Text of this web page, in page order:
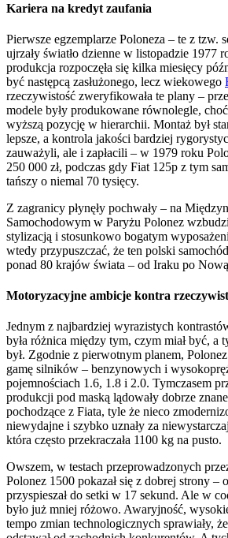
Kariera na kredyt zaufania
Pierwsze egzemplarze Poloneza – te z tzw.
ujrzały światło dzienne w listopadzie 1977
produkcja rozpoczęła się kilka miesięcy
być następcą zasłużonego, lecz wiekowego
rzeczywistość zweryfikowała te plany –
modele były produkowane równolegle,
wyższą pozycję w hierarchii. Montaż był
lepsze, a kontrola jakości bardziej
zauważyli, ale i zapłacili – w 1979 roku
250 000 zł, podczas gdy Fiat 125p z tym
tańszy o niemal 70 tysięcy.
Z zagranicy płynęły pochwały – na
Samochodowym w Paryżu Polonez
stylizacją i stosunkowo bogatym
wtedy przypuszczać, że ten polski
ponad 80 krajów świata – od Iraku po
Motoryzacyjne ambicje kontra
Jednym z najbardziej wyrazistych
była różnica między tym, czym miał być, a
był. Zgodnie z pierwotnym planem,
gamę silników – benzynowych i
pojemnościach 1.6, 1.8 i 2.0. Tymczasem
produkcji pod maską lądowały dobrze
pochodzące z Fiata, tyle że nieco
niewydajne i szybko uznały za
która często przekraczała 1100 kg na pusto.
Owszem, w testach przeprowadzonych
Polonez 1500 pokazał się z dobrej strony –
przyspieszał do setki w 17 sekund. Ale w
było już mniej różowo. Awaryjność,
tempo zmian technologicznych sprawiały,